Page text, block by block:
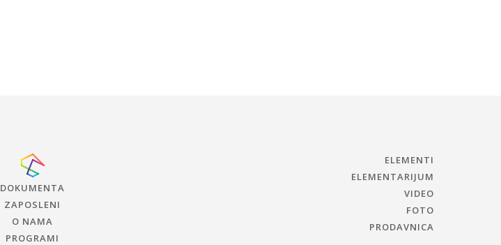
DOKUMENTA
ZAPOSLENI
O NAMA
PROGRAMI
ELEMENTI
ELEMENTARIJUM
VIDEO
FOTO
PRODAVNICA